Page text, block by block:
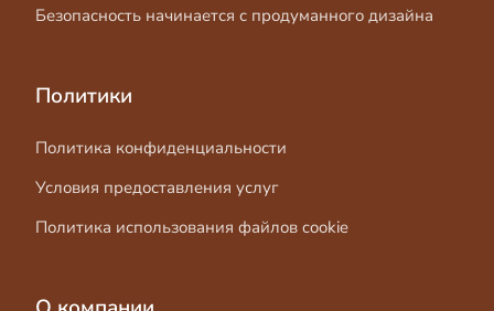
Безопасность начинается с продуманного дизайна
Политики
Политика конфиденциальности
Условия предоставления услуг
Политика использования файлов cookie